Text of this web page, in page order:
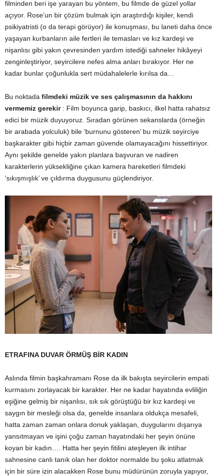
filminden beri işe yarayan bu yöntem, bu filmde de güzel yollar
açıyor. Rose’un bir çözüm bulmak için araştırdığı kişiler, kendi
psikiyatristi (o da terapi görüyor) ile konuşması, bu laneti daha önce
yaşayan kurbanların aile fertleri ile temasları ve kız kardeşi ve
nişanlısı gibi yakın çevresinden yardım istediği sahneler hikâyeyi
zenginleştiriyor, seyircilere nefes alma anları bırakıyor. Her ne
kadar bunlar çoğunlukla sert müdahalelerle kırılsa da…
Bu noktada filmdeki müzik ve ses çalışmasının da hakkını
vermemiz gerekir : Film boyunca garip, baskıcı, ilkel hatta rahatsız
edici bir müzik duyuyoruz. Sıradan görünen sekanslarda (örneğin
bir arabada yolculuk) bile ‘burnunu gösteren’ bu müzik seyirciye
başkarakter gibi hiçbir zaman güvende olamayacağını hissettiriyor.
Aynı şekilde genelde yakın planlara başvuran ve nadiren
karakterlerin yüksekliğine çıkan kamera hareketleri filmdeki
‘sıkışmışlık’ ve çıldırma duygusunu güçlendiriyor.
ETRAFINA DUVAR ÖRMÜŞ BİR KADIN
Aslında filmin başkahramanı Rose da ilk bakışta seyircilerin empati
kurmasını zorlayacak bir karakter. Her ne kadar hayatında evliliğin
eşiğine gelmiş bir nişanlısı, sık sık görüştüğü bir kız kardeşi ve
saygın bir mesleği olsa da, genelde insanlara oldukça mesafeli,
hatta zaman zaman onlara donuk yaklaşan, duygularını dışarıya
yansıtmayan ve işini çoğu zaman hayatındaki her şeyin önüne
koyan bir kadın…. Hatta her şeyin fitilini ateşleyen ilk intihar
sahnesine canlı tanık olan her doktor normalde bu şoku atlatmak
için bir süre izin alacakken Rose bunu müdürünün zoruyla yapıyor,